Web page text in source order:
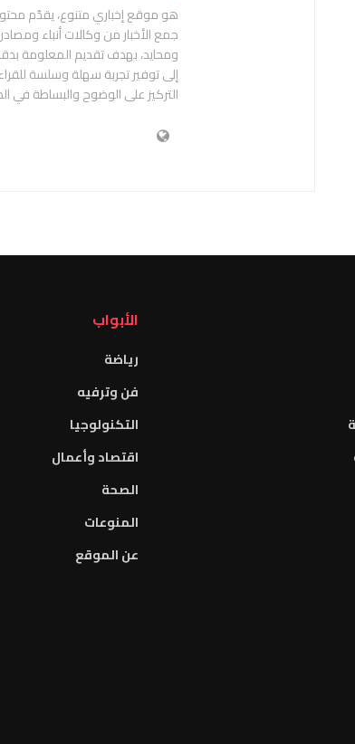
هو موقع إخباري متنوع، يقدّم
جمع الأخبار من وكالات أنباء
إلى توفير تجربة سهلة وسلسة
التركيز على الوضوح والبساطة في
الأبواب
رياضة
فن وترفيه
التكنولوجيا
اقتصاد وأعمال
الصحة
المنوعات
عن الموقع